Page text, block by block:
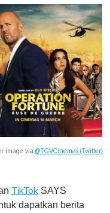
image via @TGVCinemas (Twitter)
TikTok SAYS
dapatkan berita